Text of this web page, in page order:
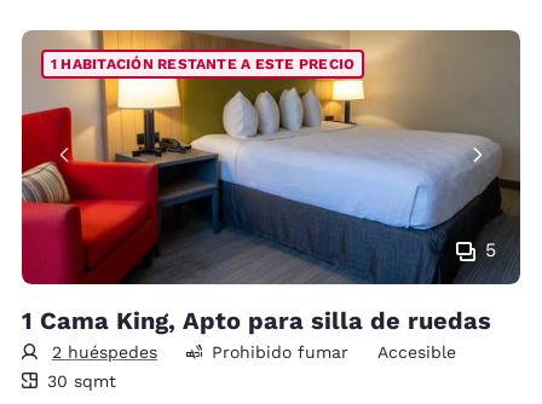
5
1 HABITACIÓN RESTANTE A ESTE PRECIO
1 Cama King, Apto para silla de ruedas
2 huéspedes
30 metros cuadrados
Prohibido fumar
Accesible
30 sqmt